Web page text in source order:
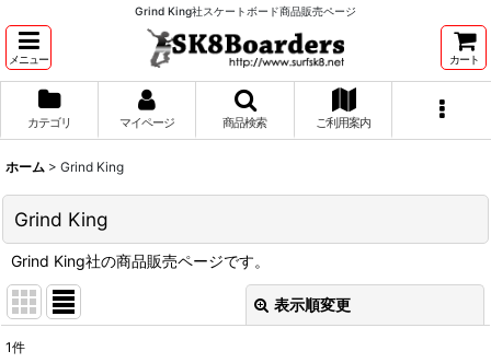
Grind King社スケートボード商品販売ページ
メニュー カート
カテゴリ マイページ 商品検索 ご利用案内
ホーム > Grind King
Grind King
Grind King社の商品販売ページです。
表示順変更
1件